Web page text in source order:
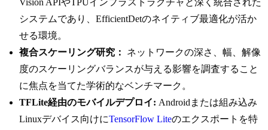
Vision APIやTPUインフラストラクチャと深く統合された
システムであり、EfficientDetのネイティブ最適化が活か
せる環境。
複合スケーリング研究：
ネットワークの深さ、幅、解像
度のスケーリングバランスが与える影響を調査すること
に焦点を当てた学術的なベンチマーク。
TFLite経由のモバイルデプロイ: Androidまたは組み込み
Linuxデバイス向けにTensorFlow Liteのエクスポートを特